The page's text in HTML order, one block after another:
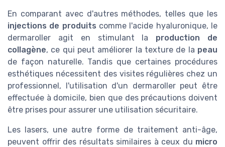
En comparant avec d'autres méthodes, telles que les
injections de produits comme l'acide hyaluronique, le
dermaroller agit en stimulant la production de
collagène, ce qui peut améliorer la texture de la peau
de façon naturelle. Tandis que certaines procédures
esthétiques nécessitent des visites régulières chez un
professionnel, l'utilisation d'un dermaroller peut être
effectuée à domicile, bien que des précautions doivent
être prises pour assurer une utilisation sécuritaire.
Les lasers, une autre forme de traitement anti-âge,
peuvent offrir des résultats similaires à ceux du micro